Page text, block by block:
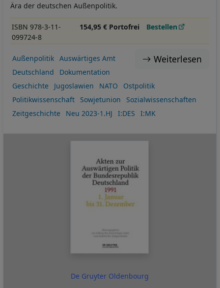
Ära der deutschen Außenpolitik.
ISBN 978-3-11-
099724-8
154,95 € Portofrei Bestellen
Weiterlesen
Außenpolitik
Auswärtiges Amt
Deutschland
Dokumentation
Geschichte
Jugoslawien NATO
Ostpolitik
Politikwissenschaft
Sowjetunion
Sozialwissenschaften
Zeitgeschichte
Neu 2023-1.HJ I:DES I:MK
De Gruyter Oldenbourg